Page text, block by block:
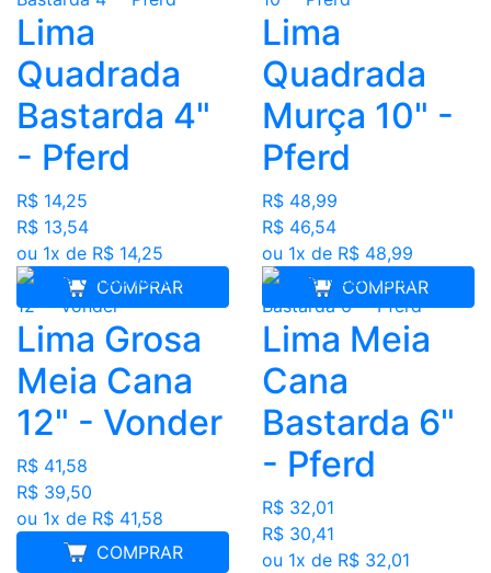
Lima
Quadrada
Bastarda 4"
- Pferd
R$ 14,25
R$ 13,54
ou 1x de R$ 14,25
COMPRAR
Lima
Quadrada
Murça 10" -
Pferd
R$ 48,99
R$ 46,54
ou 1x de R$ 48,99
COMPRAR
Lima Grosa
Meia Cana
12" - Vonder
R$ 41,58
R$ 39,50
ou 1x de R$ 41,58
COMPRAR
Lima Meia
Cana
Bastarda 6"
- Pferd
R$ 32,01
R$ 30,41
ou 1x de R$ 32,01